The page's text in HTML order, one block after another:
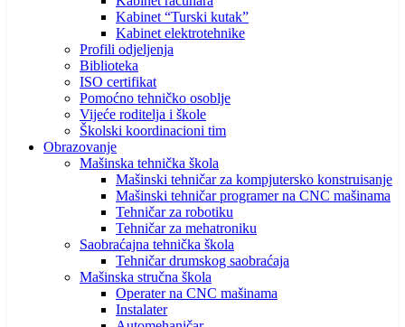
Kabinet “Turski kutak”
Kabinet elektrotehnike
Profili odjeljenja
Biblioteka
ISO certifikat
Pomoćno tehničko osoblje
Vijeće roditelja i škole
Školski koordinacioni tim
Obrazovanje
Mašinska tehnička škola
Mašinski tehničar za kompjutersko konstruisanje
Mašinski tehničar programer na CNC mašinama
Tehničar za robotiku
Tehničar za mehatroniku
Saobraćajna tehnička škola
Tehničar drumskog saobraćaja
Mašinska stručna škola
Operater na CNC mašinama
Instalater